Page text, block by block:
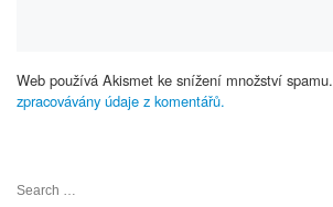
Web používá Akismet ke snížení množství spamu.
zpracovávány údaje z komentářů.
SEARCH